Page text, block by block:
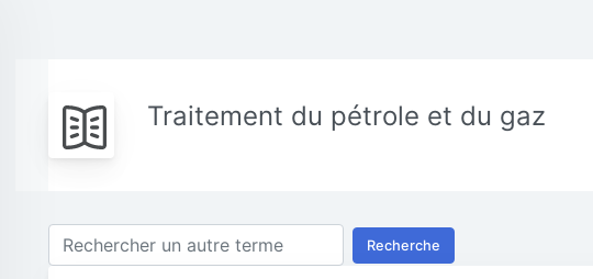
Traitement du pétrole et du gaz
Recherche